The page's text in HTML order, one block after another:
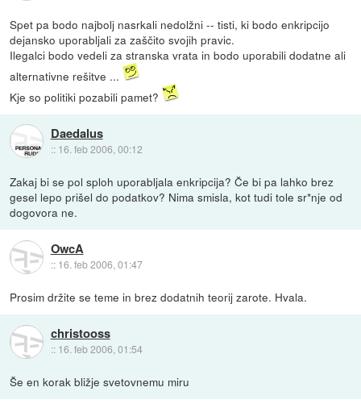
Spet pa bodo najbolj nasrkali nedolžni -- tisti, ki bodo enkripcijo
dejansko uporabljali za zaščito svojih pravic.
Ilegalci bodo vedeli za stranska vrata in bodo uporabili dodatne ali
alternativne rešitve ...
Kje so politiki pozabili pamet?
Daedalus
:: 16. feb 2006, 00:12
Zakaj bi se pol sploh uporabljala enkripcija? Če bi pa lahko brez
gesel lepo prišel do podatkov? Nima smisla, kot tudi tole sr*nje od
dogovora ne.
OwcA
:: 16. feb 2006, 01:47
Prosim držite se teme in brez dodatnih teorij zarote. Hvala.
christooss
:: 16. feb 2006, 01:54
Še en korak bližje svetovnemu miru